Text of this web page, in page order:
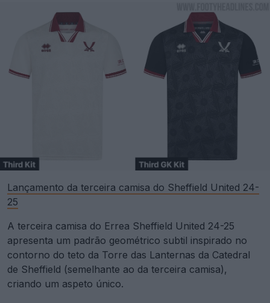
Lançamento da terceira camisa do Sheffield United 24-
25
A terceira camisa do Errea Sheffield United 24-25
apresenta um padrão geométrico subtil inspirado no
contorno do teto da Torre das Lanternas da Catedral
de Sheffield (semelhante ao da terceira camisa),
criando um aspeto único.